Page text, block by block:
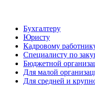
Бухгалтеру
Юристу
Кадровому
Специалисту по
Бюджетной
Для малой
Для средней и